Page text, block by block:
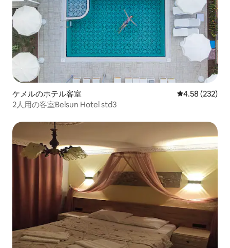
ケメルのホテル客室 レビュー232
4.58 (232)
2人用の客室Belsun Hotel std3